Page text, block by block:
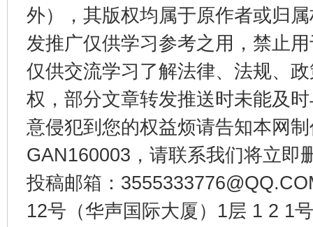
外），其版权均属于原作者或归
发推广仅供学习参考之用，禁止
仅供交流学习了解法律、法规、
权，部分文章转发推送时未能及
意侵犯到您的权益烦请告知本网
GAN160003，请联系我们将立即
投稿邮箱：
12号（华声国际大厦）1层 1 2 1
从幼儿园到大学，有这些资助 “